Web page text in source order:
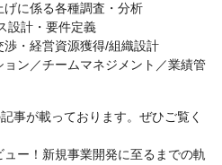
げに係る各種調査・分析
設計・要件定義
渉・経営資源獲得/組織設計
ョン／チームマネジメント／業績管
事が載っております。ぜひご覧く
ュー！新規事業開発に至るまでの軌